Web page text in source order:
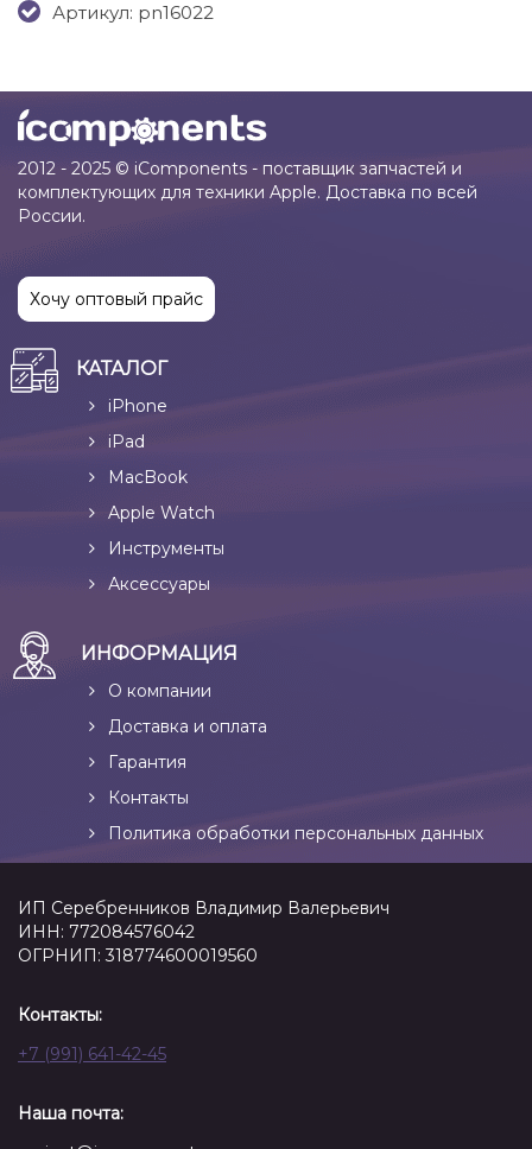
Артикул: pn16022
2012 - 2025 © iComponents - поставщик запчастей и
комплектующих для техники Apple. Доставка по всей
России.
Хочу оптовый прайс
КАТАЛОГ
iPhone
iPad
MacBook
Apple Watch
Инструменты
Аксессуары
ИНФОРМАЦИЯ
О компании
Доставка и оплата
Гарантия
Контакты
Политика обработки персональных данных
ИП Серебренников Владимир Валерьевич
ИНН: 772084576042
ОГРНИП: 318774600019560
Контакты:
+7 (991) 641-42-45
Наша почта: